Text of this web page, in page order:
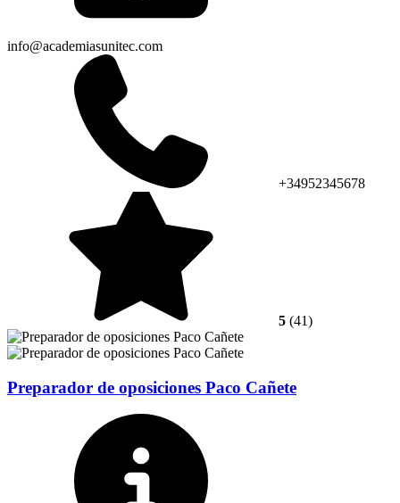
info@academiasunitec.com
+34952345678
5 (41)
Preparador de oposiciones Paco Cañete